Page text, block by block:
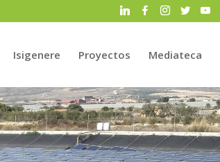
Isigenere Proyectos Mediateca